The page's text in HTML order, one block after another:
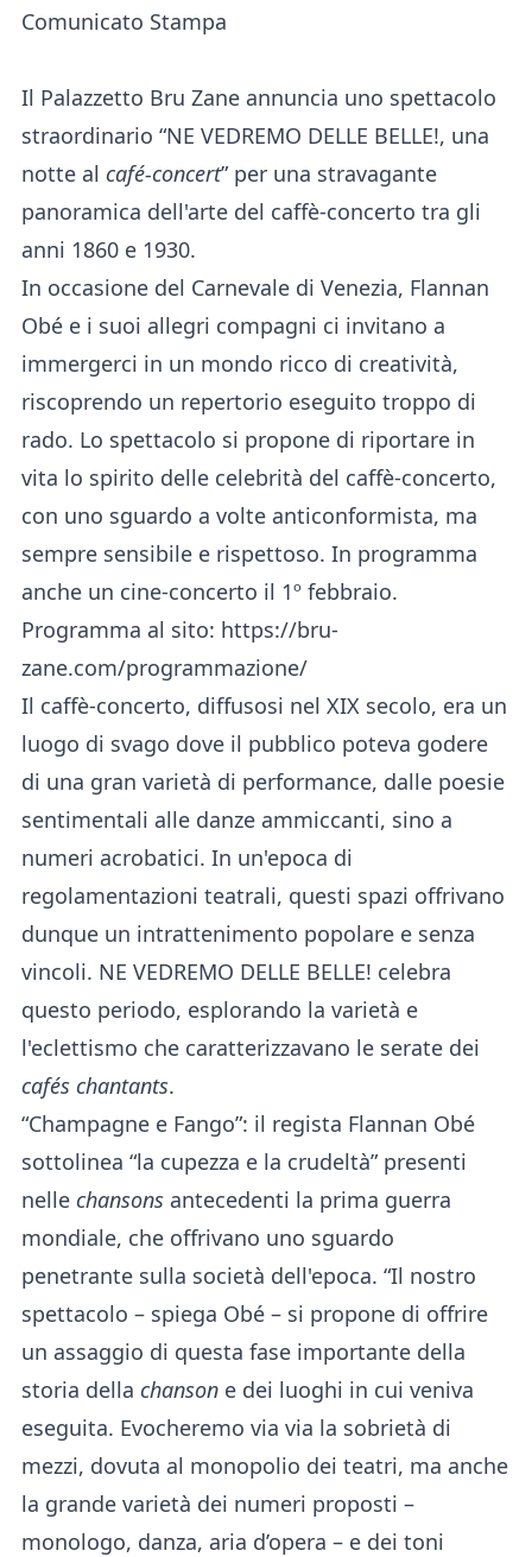
Comunicato Stampa
Il Palazzetto Bru Zane annuncia uno spettacolo
straordinario “NE VEDREMO DELLE BELLE!, una
notte al café-concert” per una stravagante
panoramica dell'arte del caffè-concerto tra gli
anni 1860 e 1930.
In occasione del Carnevale di Venezia, Flannan
Obé e i suoi allegri compagni ci invitano a
immergerci in un mondo ricco di creatività,
riscoprendo un repertorio eseguito troppo di
rado. Lo spettacolo si propone di riportare in
vita lo spirito delle celebrità del caffè-concerto,
con uno sguardo a volte anticonformista, ma
sempre sensibile e rispettoso. In programma
anche un cine-concerto il 1º febbraio.
Programma al sito: https://bru-
zane.com/programmazione/
Il caffè-concerto, diffusosi nel XIX secolo, era un
luogo di svago dove il pubblico poteva godere
di una gran varietà di performance, dalle poesie
sentimentali alle danze ammiccanti, sino a
numeri acrobatici. In un'epoca di
regolamentazioni teatrali, questi spazi offrivano
dunque un intrattenimento popolare e senza
vincoli. NE VEDREMO DELLE BELLE! celebra
questo periodo, esplorando la varietà e
l'eclettismo che caratterizzavano le serate dei
cafés chantants.
“Champagne e Fango”: il regista Flannan Obé
sottolinea “la cupezza e la crudeltà” presenti
nelle chansonsantecedenti la prima guerra
mondiale, che offrivano uno sguardo
penetrante sulla società dell'epoca. “Il nostro
spettacolo – spiega Obé – si propone di offrire
un assaggio di questa fase importante della
storia della chansone dei luoghi in cui veniva
eseguita. Evocheremo via via la sobrietà di
mezzi, dovuta al monopolio dei teatri, ma anche
la grande varietà dei numeri proposti –
monologo, danza, aria d’opera – e dei toni